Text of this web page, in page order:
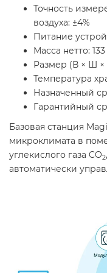
Точность
воздуха: ±4%
Питание
Масса нетто: 133
Размер (В × Ш ×
Температура
Назначенный
Гарантийный
Базовая станция
микроклимата в
углекислого газа CO2
автоматически